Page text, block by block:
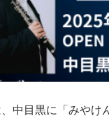
中目黒に「みやけ